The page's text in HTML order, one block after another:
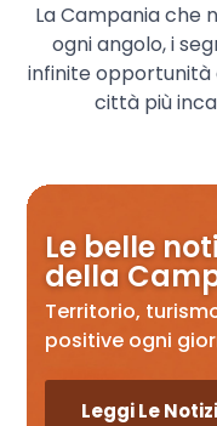
La Campania che
ogni angolo, i
infinite opportunità
città più
Le belle
della
Territorio,
positive ogni
Leggi Le